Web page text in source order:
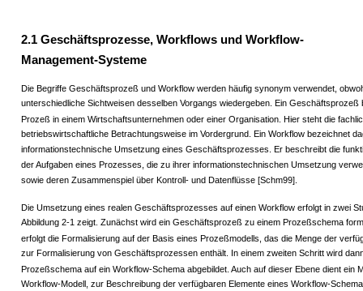
2.1 Geschäftsprozesse, Workflows und Workflow-
Management-Systeme
Die Begriffe Geschäftsprozeß und Workflow werden häufig synonym verwendet,
unterschiedliche Sichtweisen desselben Vorgangs wiedergeben. Ein Geschäftsprozeß
Prozeß in einem Wirtschaftsunternehmen oder einer Organisation. Hier steht die
betriebswirtschaftliche Betrachtungsweise im Vordergrund. Ein Workflow bezeichnet
informationstechnische Umsetzung eines Geschäftsprozesses. Er beschreibt die
der Aufgaben eines Prozesses, die zu ihrer informationstechnischen Umsetzung
sowie deren Zusammenspiel über Kontroll- und Datenflüsse [Schm99].
Die Umsetzung eines realen Geschäftsprozesses auf einen Workflow erfolgt in zwei
Abbildung 2-1 zeigt. Zunächst wird ein Geschäftsprozeß zu einem Prozeßschema
erfolgt die Formalisierung auf der Basis eines Prozeßmodells, das die Menge der
zur Formalisierung von Geschäftsprozessen enthält. In einem zweiten Schritt wird
Prozeßschema auf ein Workflow-Schema abgebildet. Auch auf dieser Ebene dient ein
Workflow-Modell, zur Beschreibung der verfügbaren Elemente eines Workflow-